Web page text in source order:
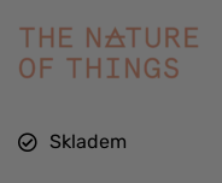
Skladem